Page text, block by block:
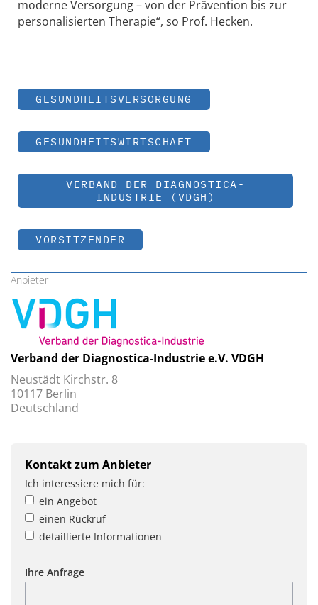
moderne Versorgung – von der Prävention bis zur
personalisierten Therapie“, so Prof. Hecken.
GESUNDHEITSVERSORGUNG
GESUNDHEITSWIRTSCHAFT
VERBAND DER DIAGNOSTICA-
INDUSTRIE (VDGH)
VORSITZENDER
Anbieter
Verband der Diagnostica-Industrie e.V. VDGH
Neustädt Kirchstr. 8
10117 Berlin
Deutschland
Kontakt zum Anbieter
Ich interessiere mich für:
ein Angebot
einen Rückruf
detaillierte Informationen
Ihre Anfrage